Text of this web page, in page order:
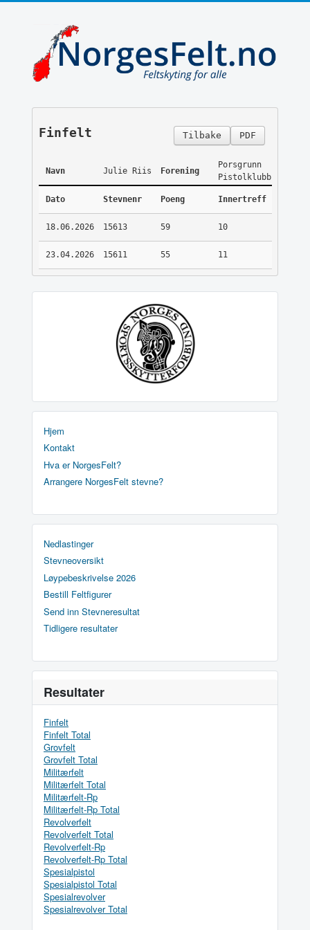
PDF
Tilbake
Finfelt
Navn Julie Riis Forening
Porsgrunn
Pistolklubb
Dato Stevnenr Poeng Innertreff
18.06.2026 15613 59 10
23.04.2026 15611 55 11
Hjem
Kontakt
Hva er NorgesFelt?
Arrangere NorgesFelt stevne?
Nedlastinger
Stevneoversikt
Løypebeskrivelse 2026
Bestill Feltfigurer
Send inn Stevneresultat
Tidligere resultater
Resultater
Finfelt
Finfelt Total
Grovfelt
Grovfelt Total
Militærfelt
Militærfelt Total
Militærfelt-Rp
Militærfelt-Rp Total
Revolverfelt
Revolverfelt Total
Revolverfelt-Rp
Revolverfelt-Rp Total
Spesialpistol
Spesialpistol Total
Spesialrevolver
Spesialrevolver Total